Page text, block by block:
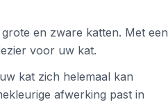
en zware katten. Met een
voor uw kat.
kat zich helemaal kan
afwerking past in